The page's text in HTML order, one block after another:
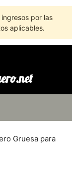
por las
aplicables.
Gruesa para